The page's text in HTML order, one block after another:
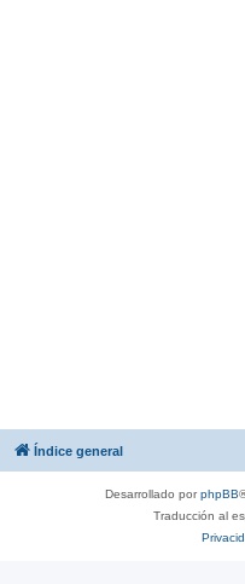
Índice general
Desarrollado porphpBB
Traducción al